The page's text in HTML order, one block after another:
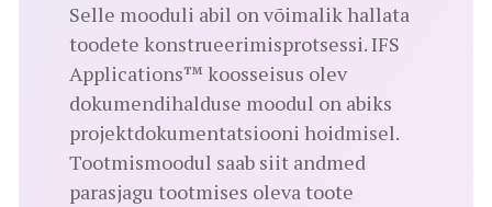
Selle mooduli abil on võimalik hallata
toodete konstrueerimisprotsessi. IFS
Applications™ koosseisus olev
dokumendihalduse moodul on abiks
projektdokumentatsiooni hoidmisel.
Tootmismoodul saab siit andmed
parasjagu tootmises oleva toote